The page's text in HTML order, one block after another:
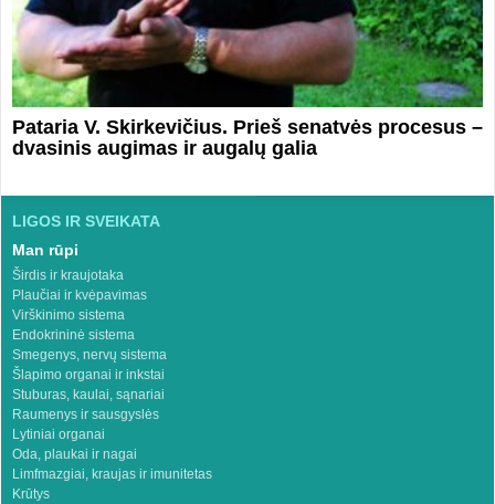
Pataria V. Skirkevičius. Prieš senatvės procesus –
dvasinis augimas ir augalų galia
LIGOS IR SVEIKATA
Man rūpi
Širdis ir kraujotaka
Plaučiai ir kvėpavimas
Virškinimo sistema
Endokrininė sistema
Smegenys, nervų sistema
Šlapimo organai ir inkstai
Stuburas, kaulai, sąnariai
Raumenys ir sausgyslės
Lytiniai organai
Oda, plaukai ir nagai
Limfmazgiai, kraujas ir imunitetas
Krūtys